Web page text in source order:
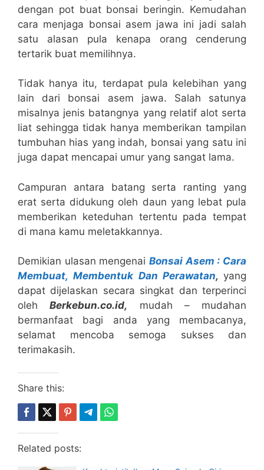
dengan pot buat bonsai beringin. Kemudahan
cara menjaga bonsai asem jawa ini jadi salah
satu alasan pula kenapa orang cenderung
tertarik buat memilihnya.
Tidak hanya itu, terdapat pula kelebihan yang
lain dari bonsai asem jawa. Salah satunya
misalnya jenis batangnya yang relatif alot serta
liat sehingga tidak hanya memberikan tampilan
tumbuhan hias yang indah, bonsai yang satu ini
juga dapat mencapai umur yang sangat lama.
Campuran antara batang serta ranting yang
erat serta didukung oleh daun yang lebat pula
memberikan keteduhan tertentu pada tempat
di mana kamu meletakkannya.
Demikian ulasan mengenai Bonsai Asem : Cara
Membuat, Membentuk Dan Perawatan, yang
dapat dijelaskan secara singkat dan terperinci
olehBerkebun.co.id, mudah – mudahan
bermanfaat bagi anda yang membacanya,
selamat mencoba semoga sukses dan
terimakasih.
Share this:
Related posts: